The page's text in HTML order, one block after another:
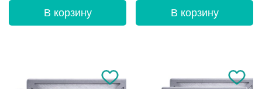
В корзину В корзину